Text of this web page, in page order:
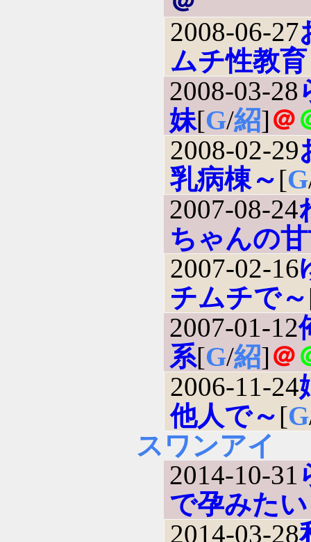
2008-06-27
ムチ性教
2008-03-28
妹[G/紹]＠
2008-02-29
乳病棟～[G
2007-08-24
ちゃんの
2007-02-16
チムチで～
2007-01-12
系[G/紹]＠
2006-11-24
他人で～[G
スワンアイ
2014-10-31
で孕みた
2014-03-28